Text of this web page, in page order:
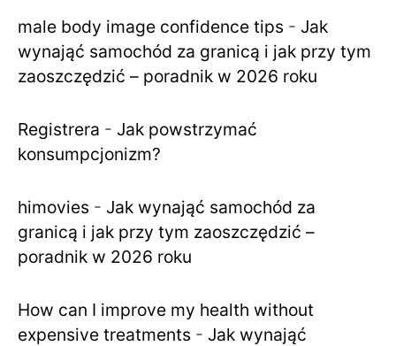
male body image confidence tips - Jak
wynająć samochód za granicą i jak przy tym
zaoszczędzić – poradnik w 2026 roku
Registrera - Jak powstrzymać
konsumpcjonizm?
himovies - Jak wynająć samochód za
granicą i jak przy tym zaoszczędzić –
poradnik w 2026 roku
How can I improve my health without
expensive treatments - Jak wynająć